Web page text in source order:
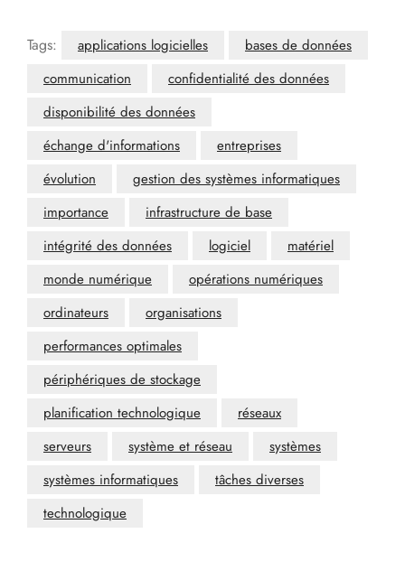
Tags: applications logicielles
bases de données
communication
confidentialité des données
disponibilité des données
échange d'informations
entreprises
évolution
gestion des systèmes informatiques
importance
infrastructure de base
intégrité des données
logiciel
matériel
monde numérique
opérations numériques
ordinateurs
organisations
performances optimales
périphériques de stockage
planification technologique
réseaux
serveurs
système et réseau
systèmes
systèmes informatiques
tâches diverses
technologique